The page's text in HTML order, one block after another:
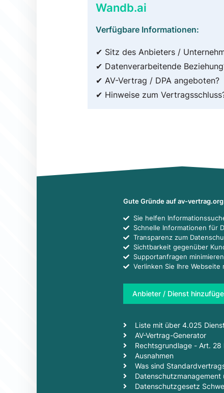
Wandb.ai
Verfügbare Informationen:
✔ Sitz des Anbieters /
✔ Datenverarbeitende
✔ AV-Vertrag / DPA angeboten?
✔ Hinweise zum
Gute Gründe auf av-
Sie helfen
Schnelle Informationen für
Transparenz zum
Sichtbarkeit gegenüber
Supportanfragen minimieren
Verlinken Sie Ihre Webseite
Anbieter / Dienst
Liste mit über 4.025
AV-Vertrag-Generator
Rechtsgrundlage - Art. 28
Ausnahmen
Was sind
Datenschutzgesetz